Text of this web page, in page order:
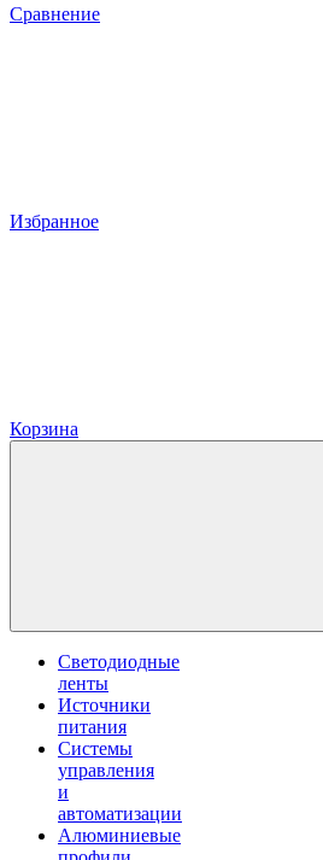
Сравнение
Избранное
Корзина
Светодиодные
ленты
Источники
питания
Системы
управления
и
автоматизации
Алюминиевые